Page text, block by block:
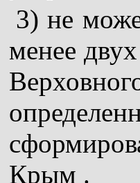
3) не
менее
Крым .